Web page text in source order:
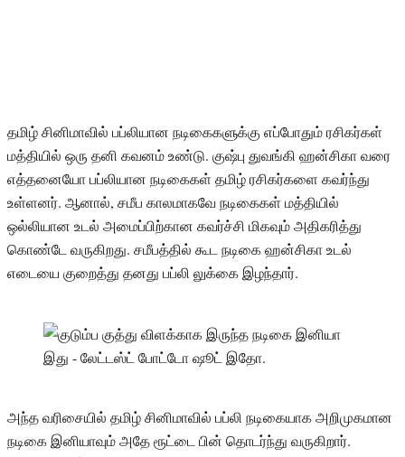
தமிழ் சினிமாவில் பப்லியான நடிகைகளுக்கு எப்போதும் ரசிகர்கள்
மத்தியில் ஒரு தனி கவனம் உண்டு. குஷ்பு துவங்கி ஹன்சிகா வரை
எத்தனையோ பப்லியான நடிகைகள் தமிழ் ரசிகர்களை கவர்ந்து
உள்ளனர். ஆனால், சமீப காலமாகவே நடிகைகள் மத்தியில்
ஒல்லியான உடல் அமைப்பிற்கான கவர்ச்சி மிகவும் அதிகரித்து
கொண்டே வருகிறது. சமீபத்தில் கூட நடிகை ஹன்சிகா உடல்
எடையை குறைத்து தனது பப்லி லுக்கை இழந்தார்.
அந்த வரிசையில் தமிழ் சினிமாவில் பப்லி நடிகையாக அறிமுகமான
நடிகை இனியாவும் அதே ரூட்டை பின் தொடர்ந்து வருகிறார்.